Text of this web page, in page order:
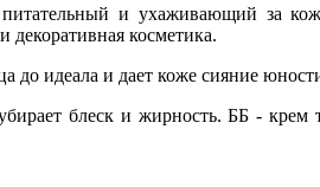
и ухаживающий за
косметика.
до идеала и дает коже сияние
блеск и жирность. ББ - крем